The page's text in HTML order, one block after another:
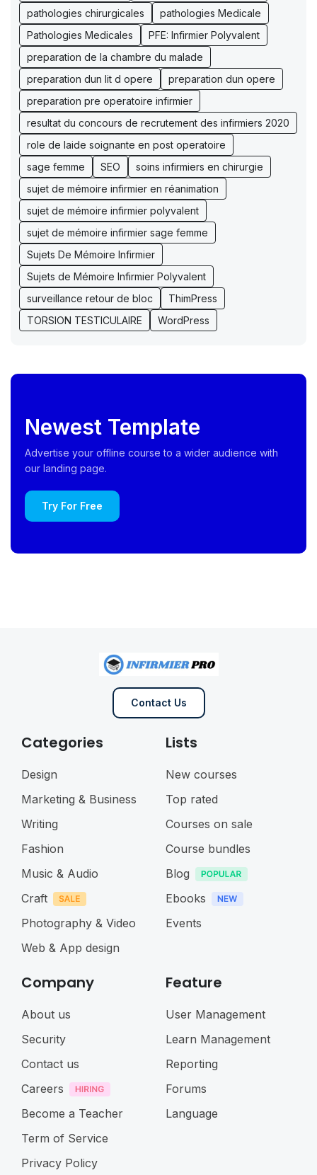
pathologies chirurgicales
pathologies Medicale
Pathologies Medicales
PFE: Infirmier Polyvalent
preparation de la chambre du malade
preparation dun lit d opere
preparation dun opere
preparation pre operatoire infirmier
resultat du concours de recrutement des infirmiers 2020
role de laide soignante en post operatoire
sage femme
SEO
soins infirmiers en chirurgie
sujet de mémoire infirmier en réanimation
sujet de mémoire infirmier polyvalent
sujet de mémoire infirmier sage femme
Sujets De Mémoire Infirmier
Sujets de Mémoire Infirmier Polyvalent
surveillance retour de bloc
ThimPress
TORSION TESTICULAIRE
WordPress
Newest Template
Advertise your offline course to a wider audience with
our landing page.
Try For Free
Contact Us
Categories
Design
Marketing & Business
Writing
Fashion
Music & Audio
Craft
Photography & Video
Web & App design
Lists
New courses
Top rated
Courses on sale
Course bundles
Blog
Ebooks
Events
Company
About us
Security
Contact us
Careers
Become a Teacher
Term of Service
Privacy Policy
Feature
User Management
Learn Management
Reporting
Forums
Language